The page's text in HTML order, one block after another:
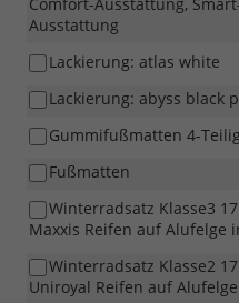
Ausstattung
Lackierung: atlas white
Lackierung: abyss black
Gummifußmatten 4-Teilig
Fußmatten
Winterradsatz Klasse3
Maxxis Reifen auf Alufelge
Winterradsatz Klasse2
Uniroyal Reifen auf Alufelge